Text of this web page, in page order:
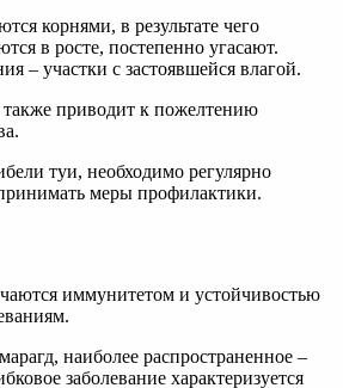
корнями, в результате чего
в росте, постепенно угасают.
– участки с застоявшейся влагой.
приводит к пожелтению
туи, необходимо регулярно
меры профилактики.
иммунитетом и устойчивостью
наиболее распространенное –
заболевание характеризуется